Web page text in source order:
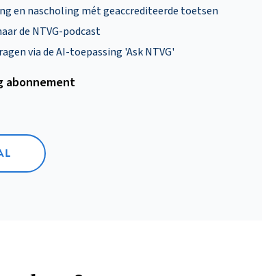
en nascholing mét geaccrediteerde toetsen
de NTVG-podcast
via de AI-toepassing 'Ask NTVG'
abonnement